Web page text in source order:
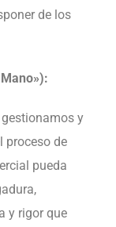
de los
y
proceso de
pueda
y rigor que